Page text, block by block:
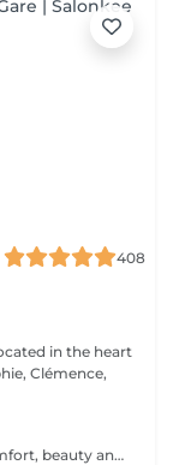
408
in the heart
A complete treatment dedicated to the comfort, beauty and lightness of the feet. The treatment begins with a relaxing foot bath, followed by a gentle exfoliation to remove dead skin cells and restore smooth, soft skin. A nourishing mask is then applied for deep hydration, while the nails and cuticles are carefully treated for a clean and well-groomed result. The treatment continues with a relaxing moment, providing an immediate feeling of comfort and lightness. Feet feel softer, the skin is nourished and the nails look perfectly groomed. Classic nail polish is not provided at the institute. If you wish, we can apply your own nail polish by selecting the corresponding option.